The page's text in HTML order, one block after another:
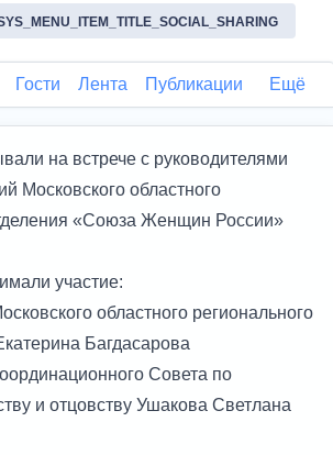
Гости Лента Публикации Ещё
на встрече с руководителями
Московского областного
«Союза Женщин России»
участие:
областного регионального
Багдасарова
Совета по
и отцовству Ушакова Светлана